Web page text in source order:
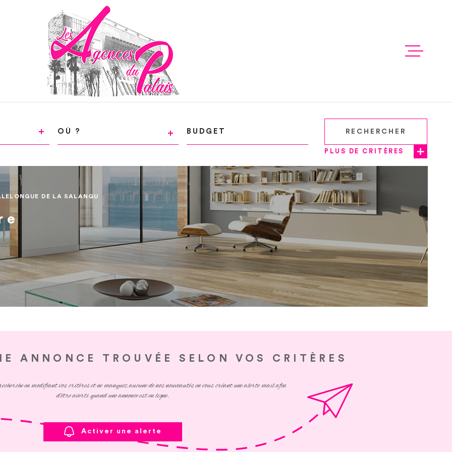
VENTES
HOME
NOTRE
NOUS
TEXTE
RÉFÉRENCE
PLUS DE CRITÈRES
RECHERCHER
DE LA SALANQU
ANNONCE TROUVÉE SELON VOS CRITÈRES
en modifiant vos critères et ne manquez aucune de nos nouveautés en vous créant une alerte mail afin
d'être averti quand une annonce est en ligne.
Activer une alerte